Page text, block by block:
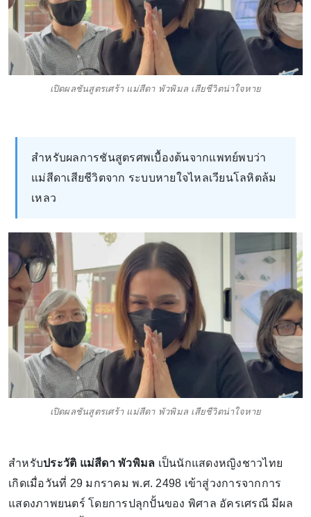
เปิดผลชันสูตรเศร้า แม่สีดา พัวพิมล เสียชีวิตน่าใจหาย
สำหรับผลการชันสูตรศพเบื้องต้นจากแพทย์พบว่า
แม่สีดาเสียชีวิตจาก ระบบหายใจไหลเวียนโลหิตล้ม
เหลว
เปิดผลชันสูตรเศร้า แม่สีดา พัวพิมล เสียชีวิตน่าใจหาย
สำหรับประวัติ แม่สีดา พัวพิมล เป็นนักแสดงหญิงชาวไทย
เกิดเมื่อวันที่ 29 มกราคม พ.ศ. 2498 เข้าสู่วงการจากการ
แสดงภาพยนตร์ โดยการปลุกปั้นของ พิศาล อัครเศรณี มีผล